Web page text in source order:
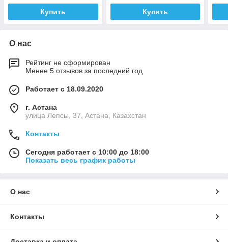
Купить Купить
О нас
Рейтинг не сформирован
Менее 5 отзывов за последний год
Работает с 18.09.2020
г. Астана
улица Лепсы, 37, Астана, Казахстан
Контакты
Сегодня работает с 10:00 до 18:00
Показать весь график работы
О нас
Контакты